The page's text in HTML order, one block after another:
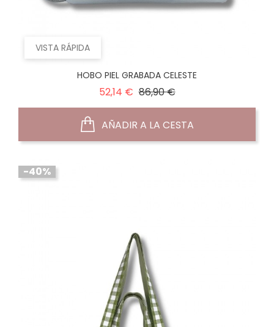
VISTA RÁPIDA
HOBO PIEL GRABADA CELESTE
52,14 € Precio
86,90 €Precio
AÑADIR A LA CESTA
-40%